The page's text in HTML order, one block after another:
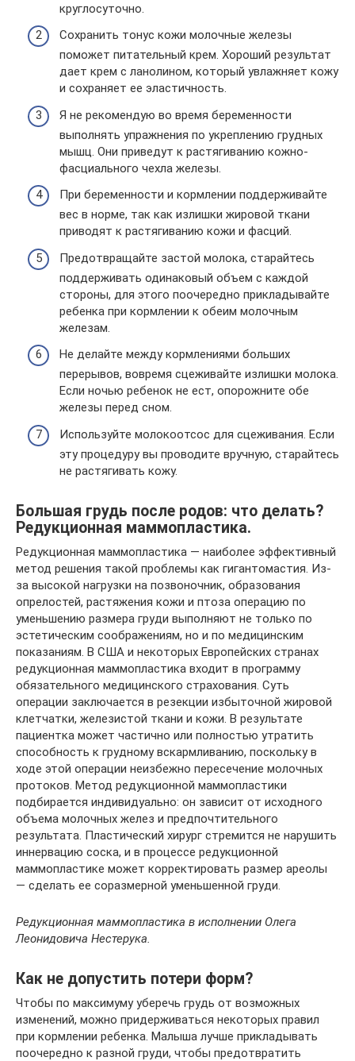
круглосуточно.
Сохранить тонус кожи молочные железы
поможет питательный крем. Хороший результат
дает крем с ланолином, который увлажняет кожу
и сохраняет ее эластичность.
Я не рекомендую во время беременности
выполнять упражнения по укреплению грудных
мышц. Они приведут к растягиванию кожно-
фасциального чехла железы.
При беременности и кормлении поддерживайте
вес в норме, так как излишки жировой ткани
приводят к растягиванию кожи и фасций.
Предотвращайте застой молока, старайтесь
поддерживать одинаковый объем с каждой
стороны, для этого поочередно прикладывайте
ребенка при кормлении к обеим молочным
железам.
Не делайте между кормлениями больших
перерывов, вовремя сцеживайте излишки молока.
Если ночью ребенок не ест, опорожните обе
железы перед сном.
Используйте молокоотсос для сцеживания. Если
эту процедуру вы проводите вручную, старайтесь
не растягивать кожу.
Большая грудь после родов: что делать?
Редукционная маммопластика.
Редукционная маммопластика — наиболее эффективный
метод решения такой проблемы как гигантомастия. Из-
за высокой нагрузки на позвоночник, образования
опрелостей, растяжения кожи и птоза операцию по
уменьшению размера груди выполняют не только по
эстетическим соображениям, но и по медицинским
показаниям. В США и некоторых Европейских странах
редукционная маммопластика входит в программу
обязательного медицинского страхования. Суть
операции заключается в резекции избыточной жировой
клетчатки, железистой ткани и кожи. В результате
пациентка может частично или полностью утратить
способность к грудному вскармливанию, поскольку в
ходе этой операции неизбежно пересечение молочных
протоков. Метод редукционной маммопластики
подбирается индивидуально: он зависит от исходного
объема молочных желез и предпочтительного
результата. Пластический хирург стремится не нарушить
иннервацию соска, и в процессе редукционной
маммопластике может корректировать размер ареолы
— сделать ее соразмерной уменьшенной груди.
Редукционная маммопластика в исполнении Олега
Леонидовича Нестерука.
Как не допустить потери форм?
Чтобы по максимуму уберечь грудь от возможных
изменений, можно придерживаться некоторых правил
при кормлении ребенка. Малыша лучше прикладывать
поочередно к разной груди, чтобы предотвратить